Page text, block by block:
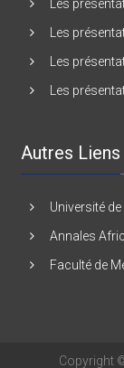
Les
Les
Les
Les
Autres Liens
Université
Annales
Faculté de
Copyright